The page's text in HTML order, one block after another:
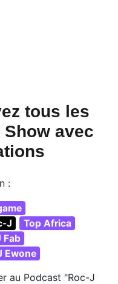
tous les
avec
:
J
Top Africa
Fab
Ewone
au Podcast "Roc-J